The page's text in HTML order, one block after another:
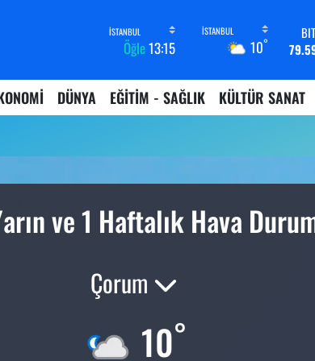
Öğle13:15 10°
DÜNYA EĞİTİM - SAĞLIK KÜLTÜR SANAT
ve 1 Haftalık Hava
Çorum
10°